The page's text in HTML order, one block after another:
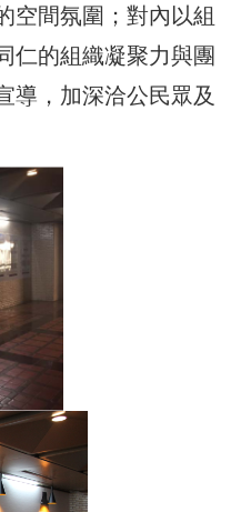
空間氛圍；對內以組
仁的組織凝聚力與團
導，加深洽公民眾及